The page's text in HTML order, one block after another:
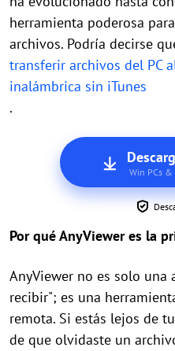
herramienta poderosa
archivos. Podría decirse
transferir archivos del PC
inalámbrica sin iTunes
.
Win PCs &
Por qué AnyViewer es la
AnyViewer no es solo una
recibir"; es una
remota. Si estás lejos de
de que olvidaste un